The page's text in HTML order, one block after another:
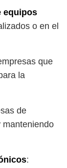
equipos
o en el
que
la
de
manteniendo
: